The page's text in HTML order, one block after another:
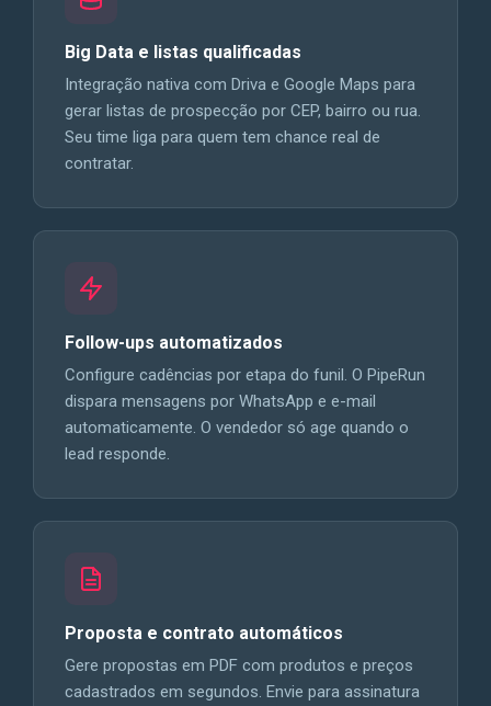
Big Data e listas qualificadas
Integração nativa com Driva e Google Maps para
gerar listas de prospecção por CEP, bairro ou rua.
Seu time liga para quem tem chance real de
contratar.
Follow-ups automatizados
Configure cadências por etapa do funil. O PipeRun
dispara mensagens por WhatsApp e e-mail
automaticamente. O vendedor só age quando o
lead responde.
Proposta e contrato automáticos
Gere propostas em PDF com produtos e preços
cadastrados em segundos. Envie para assinatura